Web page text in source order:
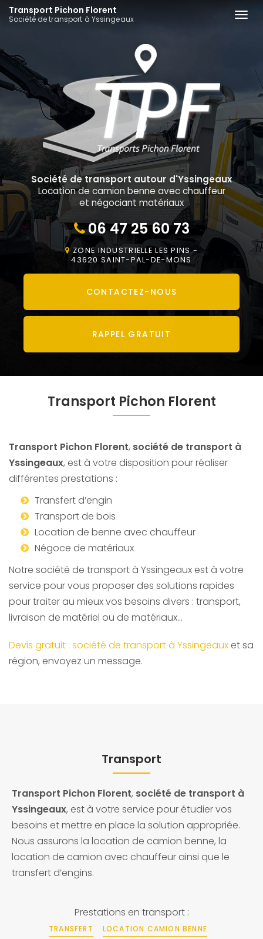
Aller
au
principal
Transport Pichon Florent
Société de transport à Yssingeaux
Société de transport autour d'Yssingeaux
Location de camion benne avec chauffeur
et négociant matériaux
06 47 25 60 73
ZONE INDUSTRIELLE LES PINS -
43620 SAINT-PAL-DE-MONS
CONTACTEZ- NOUS
RAPPEL GRATUIT
Transport Pichon Florent
Transport Pichon Florent, société de transport à
Yssingeaux, est à votre disposition pour réaliser
différentes prestations :
Transfert d’engin
Transport de bois
Location de benne avec chauffeur
Négoce de matériaux
Notre société de transport à Yssingeaux est à votre
service pour vous proposer des solutions rapides
pour traiter au mieux vos besoins divers : transport,
livraison de matériel ou de matériaux…
Devis gratuit : société de transport à Yssingeaux et sa
région, envoyez un message.
Transport
Transport Pichon Florent, société de transport à
Yssingeaux, est à votre service pour étudier vos
besoins et mettre en place la solution appropriée.
Nous assurons la location de camion benne, la
location de camion avec chauffeur ainsi que le
transfert d’engins.
Prestations en transport :
TRANSFERT
LOCATION CAMION BENNE